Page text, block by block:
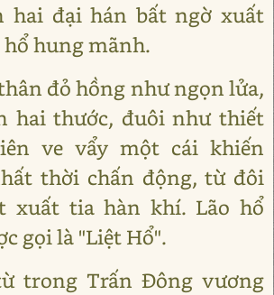
hai đại hán bất ngờ xuất
hung mãnh.
đỏ hồng như ngọn lửa,
hai thước, đuôi như thiết
ve vẩy một cái khiến
thời chấn động, từ đôi
xuất tia hàn khí. Lão hổ
gọi là "Liệt Hổ".
trong Trấn Đông vương